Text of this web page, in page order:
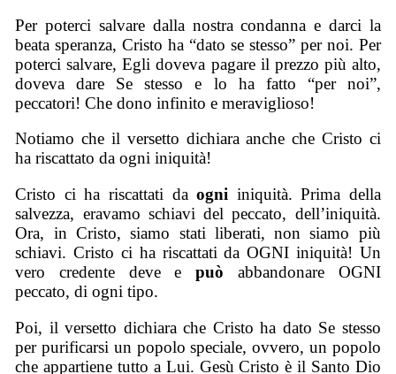
Per poterci salvare dalla nostra condanna e darci la
beata speranza, Cristo ha “dato se stesso” per noi. Per
poterci salvare, Egli doveva pagare il prezzo più alto,
doveva dare Se stesso e lo ha fatto “per noi”,
peccatori! Che dono infinito e meraviglioso!
Notiamo che il versetto dichiara anche che Cristo ci
ha riscattato da ogni iniquità!
Cristo ci ha riscattati daogni iniquità. Prima della
salvezza, eravamo schiavi del peccato, dell’iniquità.
Ora, in Cristo, siamo stati liberati, non siamo più
schiavi. Cristo ci ha riscattati da OGNI iniquità! Un
vero credente deve epuò abbandonare OGNI
peccato, di ogni tipo.
Poi, il versetto dichiara che Cristo ha dato Se stesso
per purificarsi un popolo speciale, ovvero, un popolo
che appartiene tutto a Lui. Gesù Cristo è il Santo Dio